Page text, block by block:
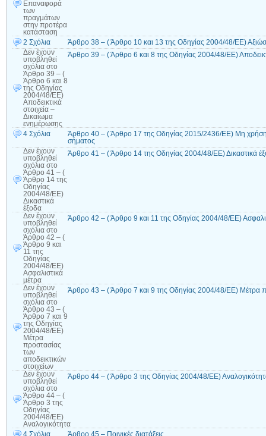
Επαναφορά
των
πραγµάτων
στην προτέρα
κατάσταση
2 Σχόλια
Άρθρο 38 – ( Άρθρο 10 και 13 της Οδηγίας 2004/48/ΕΕ)
Δεν έχουν
υποβληθεί
σχόλια στο
Άρθρο 39 – (
Άρθρο 6 και 8
της Οδηγίας
2004/48/ΕΕ)
Αποδεικτικά
στοιχεία –
Δικαίωμα
ενημέρωσης
Άρθρο 39 – ( Άρθρο 6 και 8 της Οδηγίας 2004/48/ΕΕ)
4 Σχόλια
Άρθρο 40 – ( Άρθρο 17 της Οδηγίας 2015/2436/ΕΕ) Μη
σήματος
Δεν έχουν
υποβληθεί
σχόλια στο
Άρθρο 41 – (
Άρθρο 14 της
Οδηγίας
2004/48/ΕΕ)
Δικαστικά
έξοδα
Άρθρο 41 – ( Άρθρο 14 της Οδηγίας 2004/48/ΕΕ) Δικαστικά
Δεν έχουν
υποβληθεί
σχόλια στο
Άρθρο 42 – (
Άρθρο 9 και
11 της
Οδηγίας
2004/48/ΕΕ)
Ασφαλιστικά
µέτρα
Άρθρο 42 – ( Άρθρο 9 και 11 της Οδηγίας 2004/48/ΕΕ)
Δεν έχουν
υποβληθεί
σχόλια στο
Άρθρο 43 – (
Άρθρο 7 και 9
της Οδηγίας
2004/48/ΕΕ)
Μέτρα
προστασίας
των
αποδεικτικών
στοιχείων
Άρθρο 43 – ( Άρθρο 7 και 9 της Οδηγίας 2004/48/ΕΕ) Μέτρα
Δεν έχουν
υποβληθεί
σχόλια στο
Άρθρο 44 – (
Άρθρο 3 της
Οδηγίας
2004/48/ΕΕ)
Αναλογικότητα
Άρθρο 44 – ( Άρθρο 3 της Οδηγίας 2004/48/ΕΕ)
4 Σχόλια Άρθρο 45 – Ποινικές διατάξεις